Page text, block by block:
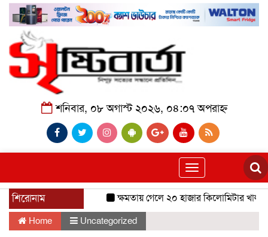
শনিবার, ০৮ অগাস্ট ২০২৬, ০৪:০৭ অপরাহ্ন
Toggle
navigation
শিরোনাম ক্ষমতায় গেলে ২০ হাজার কিলোমিটার খাল
Home Uncategorized